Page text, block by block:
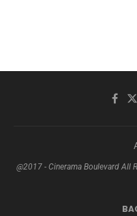
@2017 - Cinerama Boulevard All